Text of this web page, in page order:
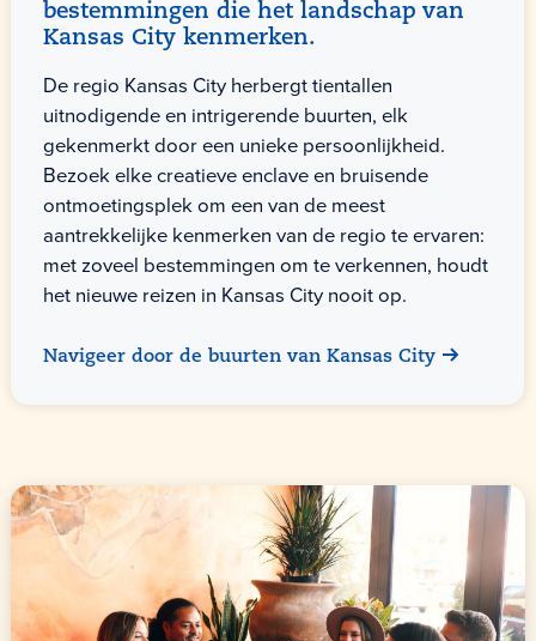
bestemmingen die het landschap van
Kansas City kenmerken.
De regio Kansas City herbergt tientallen
uitnodigende en intrigerende buurten, elk
gekenmerkt door een unieke persoonlijkheid.
Bezoek elke creatieve enclave en bruisende
ontmoetingsplek om een van de meest
aantrekkelijke kenmerken van de regio te ervaren:
met zoveel bestemmingen om te verkennen, houdt
het nieuwe reizen in Kansas City nooit op.
Navigeer door de buurten van Kansas City